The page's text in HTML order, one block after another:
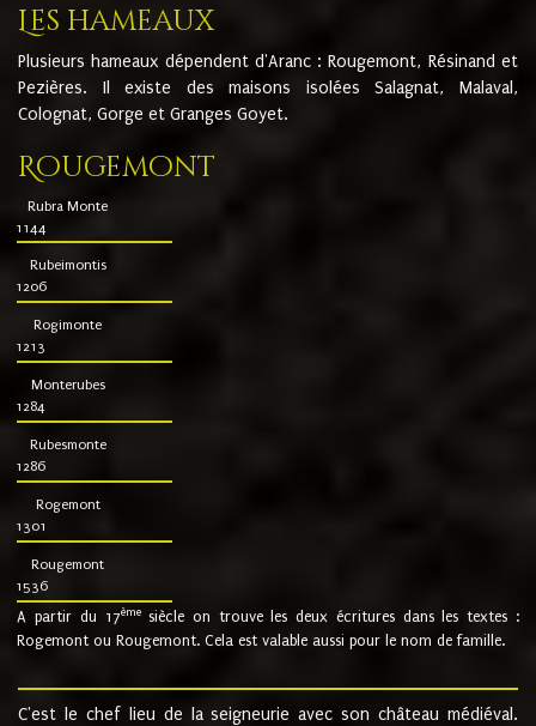
Les hameaux
Plusieurs hameaux dépendent d'Aranc : Rougemont, Résinand et
Pezières. Il existe des maisons isolées Salagnat, Malaval,
Colognat, Gorge et Granges Goyet.
Rougemont
Rubra Monte
1144
Rubeimontis
1206
Rogimonte
1213
Monterubes
1284
Rubesmonte
1286
Rogemont
1301
Rougemont
1536
A partir du 17ème siècle on trouve les deux écritures dans les textes :
Rogemont ou Rougemont. Cela est valable aussi pour le nom de famille.
C'est le chef lieu de la seigneurie avec son château médiéval.